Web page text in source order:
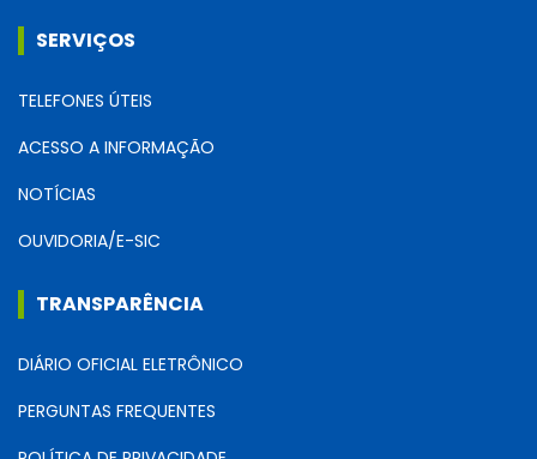
SERVIÇOS
TELEFONES ÚTEIS
ACESSO A INFORMAÇÃO
NOTÍCIAS
OUVIDORIA/E-SIC
TRANSPARÊNCIA
DIÁRIO OFICIAL ELETRÔNICO
PERGUNTAS FREQUENTES